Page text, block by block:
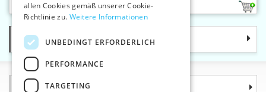
1
Kategorie
Informationen
allen Cookies gemäß unserer Cookie-
Richtlinie zu. Weitere Informationen
UNBEDINGT ERFORDERLICH
PERFORMANCE
TARGETING